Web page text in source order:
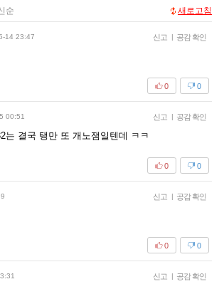
순 새로고침
14 23:47 신고 공감 확인
0
0
00:51 신고 공감 확인
는 결국 탱만 또 개노잼일텐데 ㅋㅋ
0
0
신고 공감 확인
0
0
신고 공감 확인